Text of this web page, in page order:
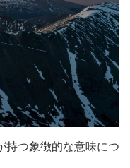
持つ象徴的な意味につ